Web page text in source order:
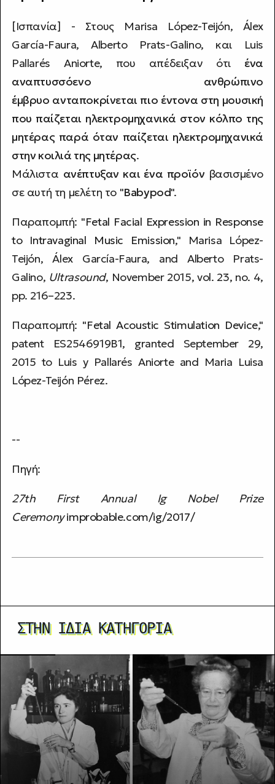
[Ισπανία] - Στους Marisa López-Teijón, Álex
García-Faura, Alberto Prats-Galino, και Luis
Pallarés Aniorte, που απέδειξαν ότι ένα
αναπτυσσόενο ανθρώπινο
έμβρυο ανταποκρίνεται πιο έντονα στη μουσική
που παίζεται ηλεκτρομηχανικά στον κόλπο της
μητέρας παρά όταν παίζεται ηλεκτρομηχανικά
στην κοιλιά της μητέρας.
Μάλιστα ανέπτυξαν και ένα προϊόν βασισμένο
σε αυτή τη μελέτη το "Babypod".
Παραπομπή: "Fetal Facial Expression in Response
to Intravaginal Music Emission," Marisa López-
Teijón, Álex García-Faura, and Alberto Prats-
Galino, Ultrasound, November 2015, vol. 23, no. 4,
pp. 216–223.
Παραπομπή: "Fetal Acoustic Stimulation Device,"
patent ES2546919B1, granted September 29,
2015 to Luis y Pallarés Aniorte and Maria Luisa
López-Teijón Pérez.
--
Πηγή:
27th First Annual Ig Nobel Prize
Ceremonyimprobable.com/ig/2017/
ΣΤΗΝ ΊΔΙΑ ΚΑΤΗΓΟΡΊΑ